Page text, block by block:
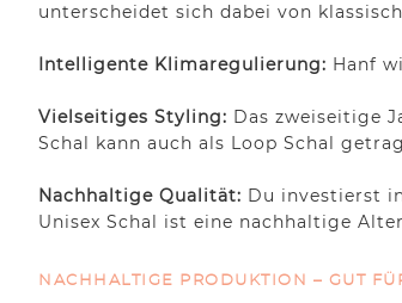
unterscheidet sich dabei von
Intelligente Klimaregulierung: Hanf
Vielseitiges Styling: Das zweiseitige
Schal kann auch als Loop Schal
Nachhaltige Qualität: Du investierst
Unisex Schal ist eine nachhaltige
NACHHALTIGE PRODUKTION – GUT